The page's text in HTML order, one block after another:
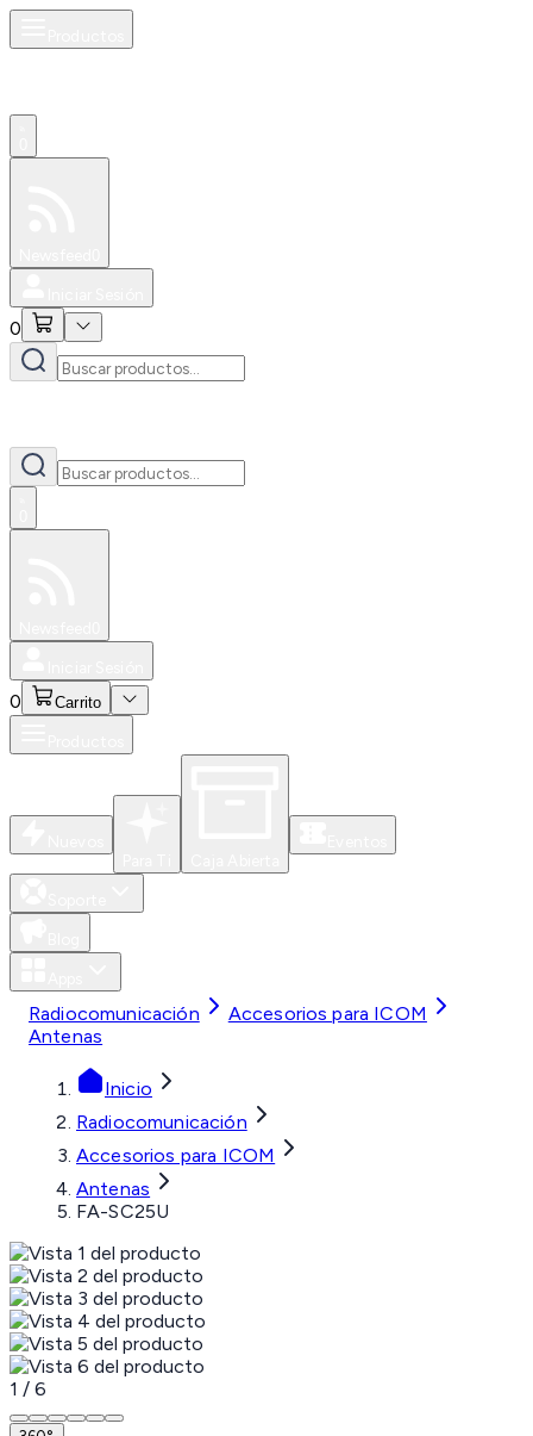
0
0 Carrito
Radiocomunicación
Accesorios para ICOM
Antenas
Inicio
Radiocomunicación
Accesorios para ICOM
Antenas
FA-SC25U
1 / 6